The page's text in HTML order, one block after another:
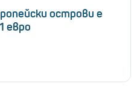
острови е
евро